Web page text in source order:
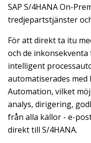
SAP S/4HANA On-
tredjepartstjänster
För att direkt ta itu
och de
intelligent
automatiserades med
Automation, vilket
analys, dirigering,
från alla källor - e-
direkt till S/4HANA.